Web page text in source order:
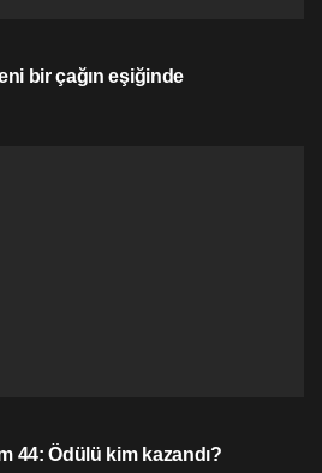
bir çağın eşiğinde
44: Ödülü kim kazandı?